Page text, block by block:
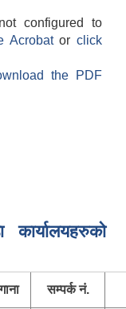
configured to
Acrobatorclick
the PDF
कार्यालयहरुकाे
सम्पर्क नं.